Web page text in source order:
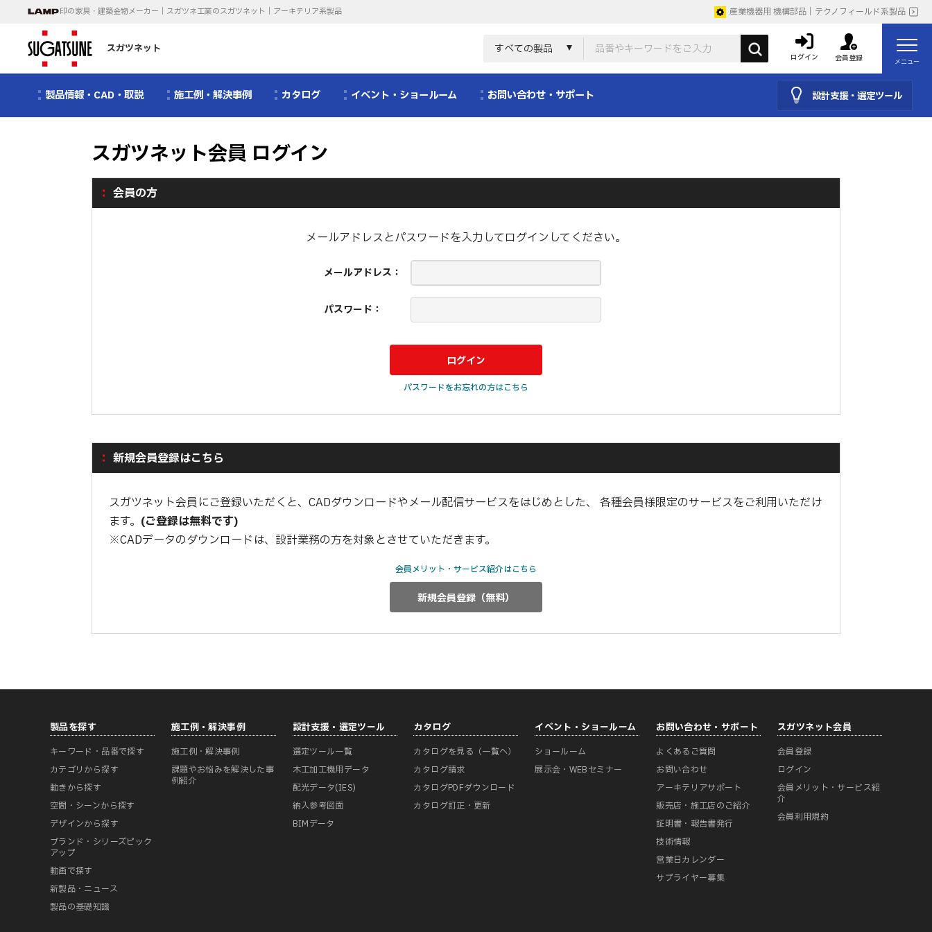
印の家具・建築金物メーカー｜スガツネ工業のスガツネット｜アーキテリア系製品 産業機器用 機構部品｜テクノフィールド系製品
スガツネット すべての製品
ログイン 会員登録 メニュー
製品情報・CAD・取説 施工例・解決事例 カタログ イベント・ショールーム お問い合わせ・サポート 設計支援・選定ツール
スガツネット会員 ログイン
会員の方
メールアドレスとパスワードを入力してログインしてください。
メールアドレス：
パスワード：
パスワードをお忘れの方はこちら
新規会員登録はこちら
スガツネット会員にご登録いただくと、CADダウンロードやメール配信サービスをはじめとした、 各種会員様限定のサービスをご利用いただけ
ます。 (ご登録は無料です)
※CADデータのダウンロードは、設計業務の方を対象とさせていただきます。
会員メリット・サービス紹介はこちら
製品を探す
キーワード・品番で探す
カテゴリから探す
動きから探す
空間・シーンから探す
デザインから探す
ブランド・シリーズピック
アップ
動画で探す
新製品・ニュース
製品の基礎知識
施工例・解決事例
施工例・解決事例
課題やお悩みを解決した事
例紹介
設計支援・選定ツール
選定ツール一覧
木工加工機用データ
配光データ(IES)
納入参考図面
BIMデータ
カタログ
カタログを見る（一覧へ）
カタログ請求
カタログPDFダウンロード
カタログ訂正・更新
イベント・ショールーム
ショールーム
展示会・WEBセミナー
お問い合わせ・サポート
よくあるご質問
お問い合わせ
アーキテリアサポート
販売店・施工店のご紹介
証明書・報告書発行
技術情報
営業日カレンダー
サプライヤー募集
スガツネット会員
会員登録
ログイン
会員メリット・サービス紹
介
会員利用規約